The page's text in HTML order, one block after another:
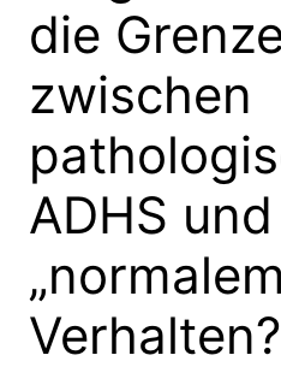
die
zwischen
ADHS
Verhalten?